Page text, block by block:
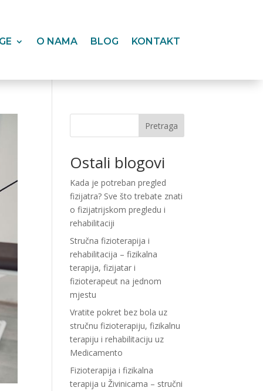
O NAMA BLOG KONTAKT
Pretraga
Ostali blogovi
Kada je potreban pregled
fizijatra? Sve što trebate znati
o fizijatrijskom pregledu i
rehabilitaciji
Stručna fizioterapija i
rehabilitacija – fizikalna
terapija, fizijatar i
fizioterapeut na jednom
mjestu
Vratite pokret bez bola uz
stručnu fizioterapiju, fizikalnu
terapiju i rehabilitaciju uz
Medicamento
Fizioterapija i fizikalna
terapija u Živinicama – stručni